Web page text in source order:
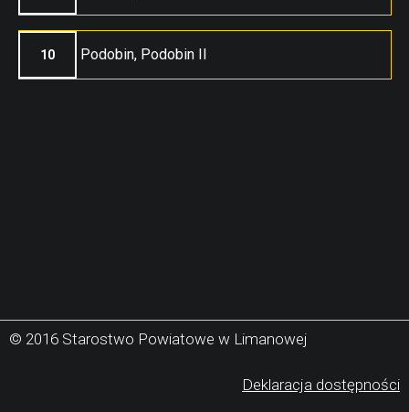
10 Podobin, Podobin II
© 2016 Starostwo Powiatowe w Limanowej
Deklaracja dostępności